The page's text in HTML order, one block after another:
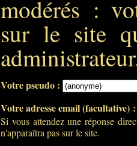
modérés :
sur le site
Votre pseudo :
Votre adresse email (facultative)
Si vous attendez une réponse
n'apparaîtra pas sur le site.